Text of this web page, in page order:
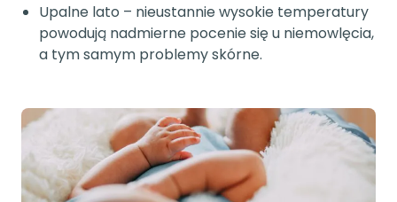
Upalne lato – nieustannie wysokie temperatury
powodują nadmierne pocenie się u niemowlęcia,
a tym samym problemy skórne.